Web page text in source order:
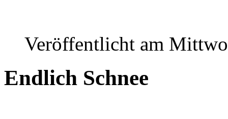
Veröffentlicht am
Endlich Schnee